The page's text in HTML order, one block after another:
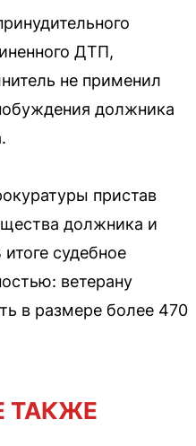
ДТП,
не применил
должника
пристав
должника и
судебное
ветерану
в размере более 470
ТАКЖЕ